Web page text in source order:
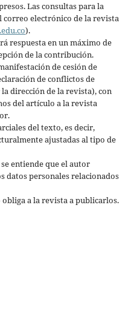
Las consultas para la
correo electrónico de la revista
).
respuesta en un máximo de
de la contribución.
de cesión de
de conflictos de
dirección de la revista), con
del artículo a la revista
del texto, es decir,
ajustadas al tipo de
entiende que el autor
datos personales relacionados
a la revista a publicarlos.